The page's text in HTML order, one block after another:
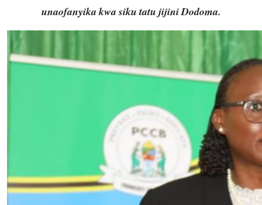
unaofanyika kwa siku tatu jijini Dodoma.